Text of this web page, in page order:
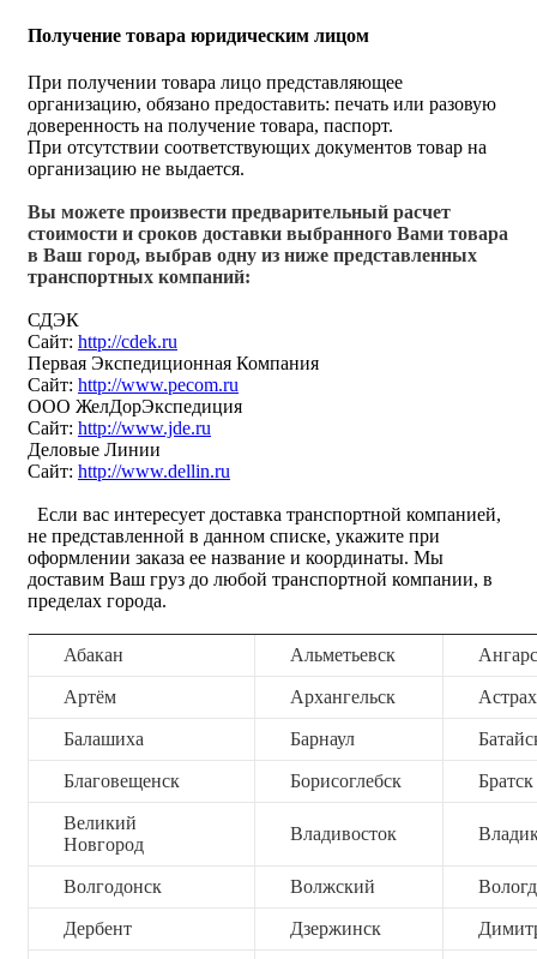
Получение товара юридическим лицом
При получении товара лицо представляющее
организацию, обязано предоставить: печать или разовую
доверенность на получение товара, паспорт.
При отсутствии соответствующих документов товар на
организацию не выдается.
Вы можете произвести предварительный расчет
стоимости и сроков доставки выбранного Вами товара
в Ваш город, выбрав одну из ниже представленных
транспортных компаний:
СДЭК
Сайт: http://cdek.ru
Первая Экспедиционная Компания
Сайт: http://www.pecom.ru
ООО ЖелДорЭкспедиция
Сайт: http://www.jde.ru
Деловые Линии
Сайт: http://www.dellin.ru
Если вас интересует доставка транспортной компанией,
не представленной в данном списке, укажите при
оформлении заказа ее название и координаты. Мы
доставим Ваш груз до любой транспортной компании, в
пределах города.
Абакан Альметьевск
Артём Архангельск
Балашиха Барнаул
Благовещенск Борисоглебск Братск
Великий
Новгород
Владивосток
Волгодонск Волжский
Дербент Дзержинск